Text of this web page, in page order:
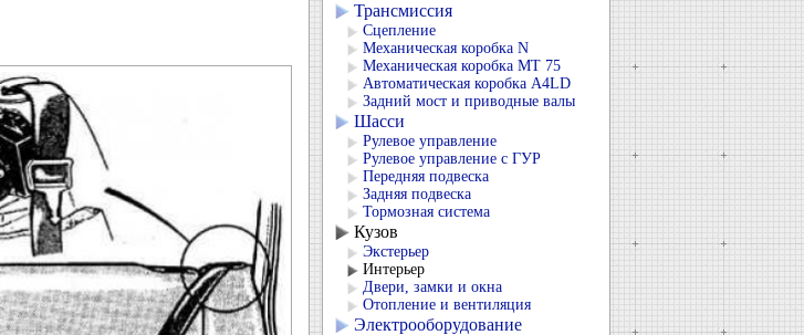
Трансмиссия
Сцепление
Механическая коробка N
Механическая коробка МТ 75
Автоматическая коробка А4LD
Задний мост и приводные валы
Шасси
Рулевое управление
Рулевое управление с ГУР
Передняя подвеска
Задняя подвеска
Тормозная система
Кузов
Экстерьер
Интерьер
Двери, замки и окна
Отопление и вентиляция
Электрооборудование